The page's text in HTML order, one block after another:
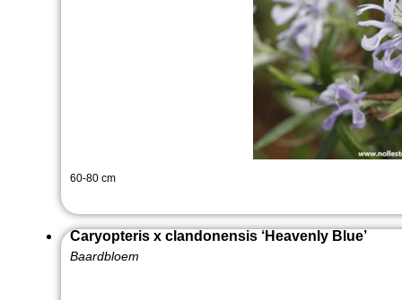
60-80 cm
Caryopteris x clandonensis ‘Heavenly Blue’
Baardbloem